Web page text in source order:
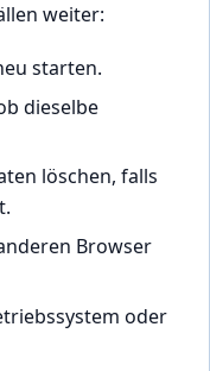
weiter:
starten.
dieselbe
löschen, falls
Browser
oder